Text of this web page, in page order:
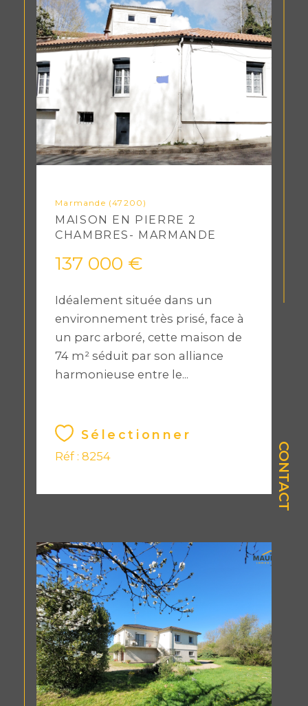
CONTACT
Marmande (47200)
MAISON EN PIERRE 2
CHAMBRES- MARMANDE
137 000 €
Idéalement située dans un
environnement très prisé, face à
un parc arboré, cette maison de
74 m² séduit par son alliance
harmonieuse entre le...
Sélectionner
Réf : 8254